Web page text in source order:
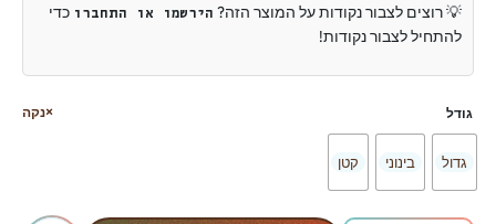
💡 רוצים לצבור נקודות על המוצר הזה? הירשמו או התחברו כדי
להתחיל לצבור נקודות!
גודל
גדול בינוני קטן
נקה